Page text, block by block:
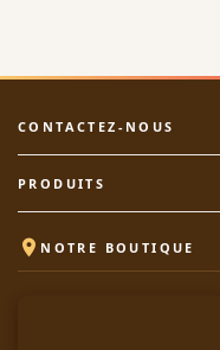
CONTACTEZ-NOUS
PRODUITS
 NOTRE BOUTIQUE